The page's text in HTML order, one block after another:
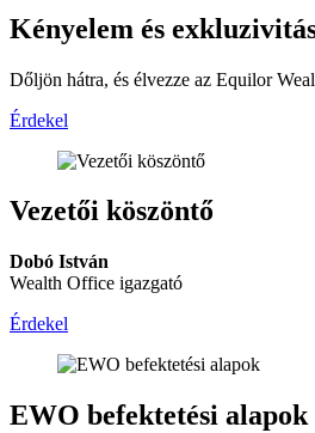
Kényelem és
Dőljön hátra, és élvezze az Equilor
Érdekel
Vezetői köszöntő
Dobó István
Wealth Office igazgató
Érdekel
EWO befektetési alapok